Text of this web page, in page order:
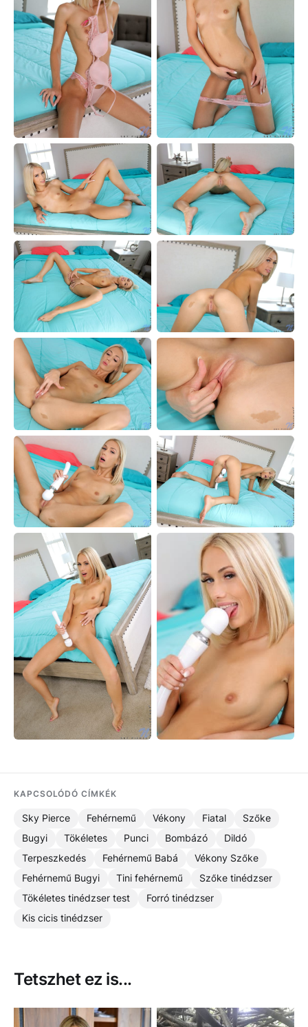
KAPCSOLÓDÓ CÍMKÉK
Sky Pierce Fehérnemű Vékony Fiatal
Szőke
Bugyi
Tökéletes Punci Bombázó
Dildó
Terpeszkedés
Fehérnemű Babá
Vékony Szőke
Fehérnemű Bugyi
Tini fehérnemű
Szőke tinédzser
Tökéletes tinédzser test
Forró tinédzser
Kis cicis tinédzser
Tetszhet ez is...